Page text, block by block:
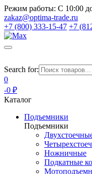
Режим работы: С 10:00
zakaz@optima-trade.ru
+7 (800) 333-15-47 +7
Search for:
0
-0 ₽
Каталог
Подъемники
Подъемники
Ножничные
Подкатные